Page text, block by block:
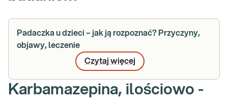
Padaczka u dzieci – jak ją rozpoznać? Przyczyny,
objawy, leczenie
Czytaj więcej
Karbamazepina, ilościowo -